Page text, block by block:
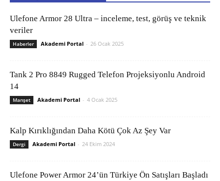
Ulefone Armor 28 Ultra – inceleme, test, görüş ve teknik
veriler
Haberler Akademi Portal - 26 Ocak 2025
Tank 2 Pro 8849 Rugged Telefon Projeksiyonlu Android
14
Manşet Akademi Portal - 4 Ocak 2025
Kalp Kırıklığından Daha Kötü Çok Az Şey Var
Dergi Akademi Portal - 24 Ekim 2024
Ulefone Power Armor 24’ün Türkiye Ön Satışları Başladı